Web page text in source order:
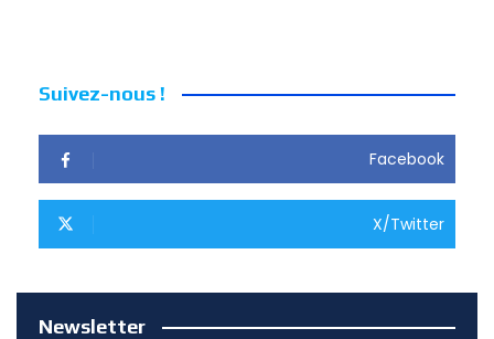
Suivez-nous !
Facebook
X/Twitter
Newsletter